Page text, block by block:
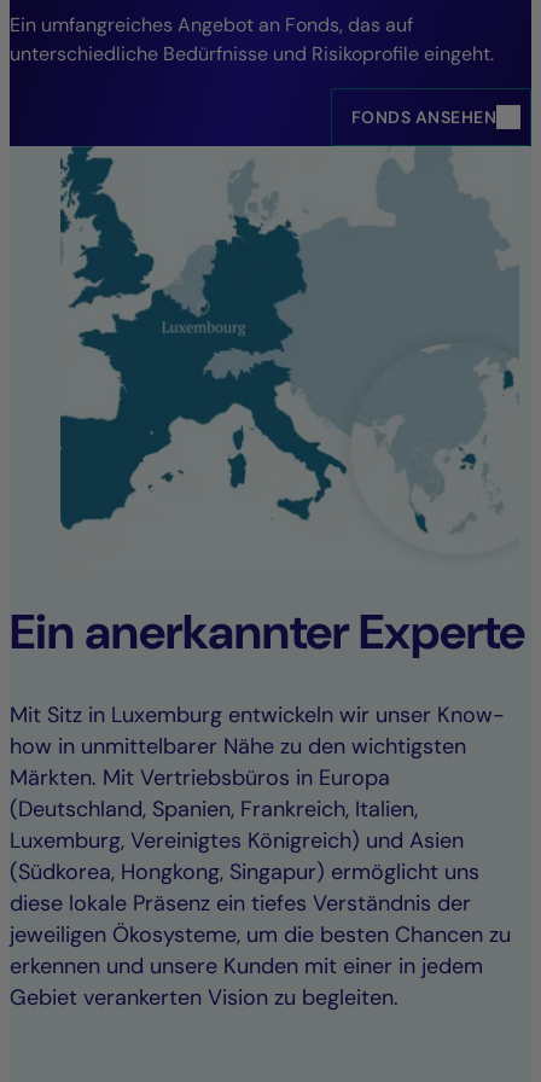
Ein umfangreiches Angebot an Fonds, das auf
unterschiedliche Bedürfnisse und Risikoprofile eingeht.
FONDS ANSEHEN
Ein anerkannter Experte
Mit Sitz in Luxemburg entwickeln wir unser Know-
how in unmittelbarer Nähe zu den wichtigsten
Märkten. Mit Vertriebsbüros in Europa
(Deutschland, Spanien, Frankreich, Italien,
Luxemburg, Vereinigtes Königreich) und Asien
(Südkorea, Hongkong, Singapur) ermöglicht uns
diese lokale Präsenz ein tiefes Verständnis der
jeweiligen Ökosysteme, um die besten Chancen zu
erkennen und unsere Kunden mit einer in jedem
Gebiet verankerten Vision zu begleiten.